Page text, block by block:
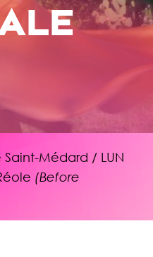
Médard / LUN
(Before